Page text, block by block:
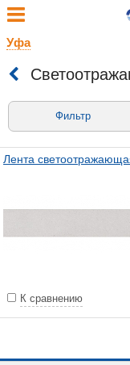
Уфа
Фильтр
Лента
К сравнению